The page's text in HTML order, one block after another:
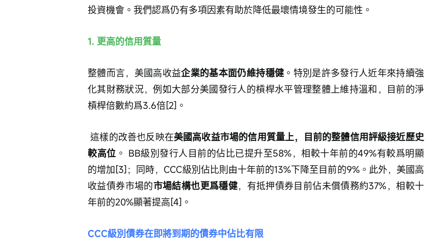
投資機會。我們認爲仍有多項因素有助於降低最壞情境發生的可能性。
1. 更高的信用質量
整體而言，美國高收益企業的基本面仍維持穩健。特別是許多發行人近年來持續強
化其財務狀況，例如大部分美國發行人的槓桿水平管理整體上維持溫和，目前的淨
槓桿倍數約爲3.6倍[2]。
這樣的改善也反映在美國高收益市場的信用質量上，目前的整體信用評級接近歷史
較高位 。 BB級別發行人目前的佔比已提升至58%，相較十年前的49%有較爲明顯
的增加[3]；同時，CCC級別佔比則由十年前的13%下降至目前的9%。此外，美國高
收益債券市場的市場結構也更爲穩健，有抵押債券目前佔未償債務約37%，相較十
年前的20%顯著提高[4]。
CCC級別債券在即將到期的債券中佔比有限